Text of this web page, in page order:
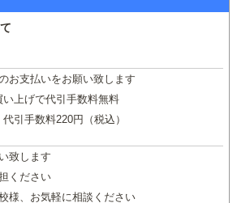
お支払いをお願い致します
上げで代引手数料無料
引手数料220円（税込）
致します
ください
様、お気軽に相談ください